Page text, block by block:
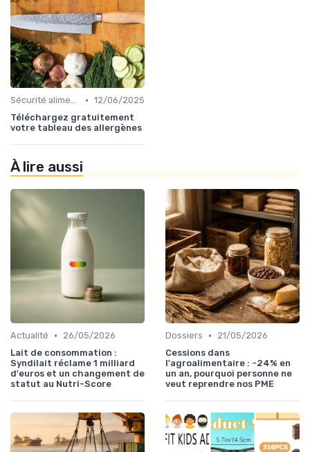
Sécurité alimentaire • 12/06/2025
Téléchargez gratuitement
votre tableau des allergènes
À lire aussi
Actualité •
26/05/2026
Lait de consommation :
Syndilait réclame 1 milliard
d'euros et un changement de
statut au Nutri-Score
Dossiers •
21/05/2026
Cessions dans
l'agroalimentaire : -24% en
un an, pourquoi personne ne
veut reprendre nos PME